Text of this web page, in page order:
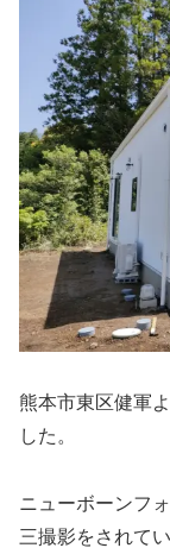
熊本市東区健軍
した。
ニューボーンフ
三撮影をされてい